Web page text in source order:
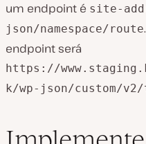
um endpoint é site-
json/namespace/route
endpoint será
https://
k/wp-json/custom/